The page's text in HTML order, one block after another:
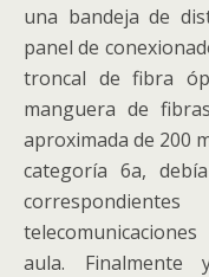
una bandeja de
panel de
troncal de fibra
manguera de
aproximada de 200
categoría 6a,
aula.